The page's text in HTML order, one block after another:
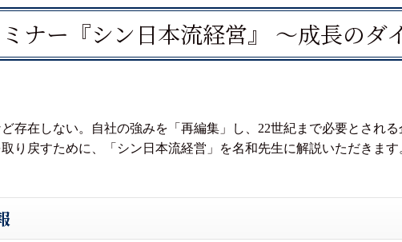
ナー『シン日本流経営』 ～成長の
存在しない。自社の強みを「再編集」し、22世紀まで必要とされ
り戻すために、「シン日本流経営」を名和先生に解説いただきます